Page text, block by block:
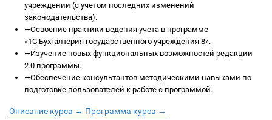
учреждении (с учетом последних изменений
законодательства).
—Освоение практики ведения учета в программе
«1С:Бухгалтерия государственного учреждения 8».
—Изучение новых функциональных возможностей редакции
2.0 программы.
—Обеспечение консультантов методическими навыками по
подготовке пользователей к работе с программой.
Описание курса → Программа курса →